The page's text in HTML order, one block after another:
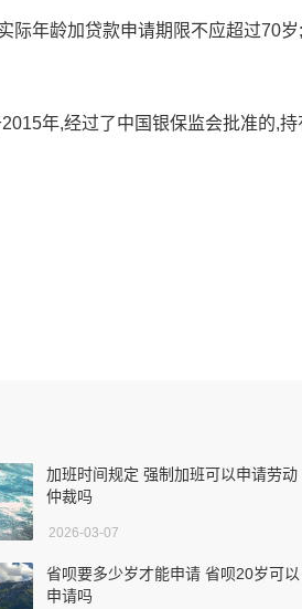
年龄加贷款申请期限不应超过70岁
年,经过了中国银保监会批准的,持
加班时间规定 强制加班可以申请劳动
仲裁吗
2026-03-07
省呗要多少岁才能申请 省呗20岁可以
申请吗